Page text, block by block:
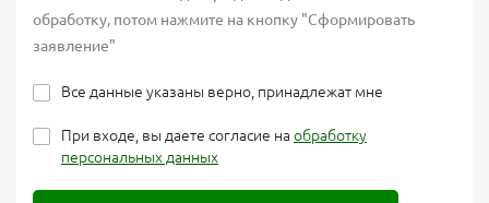
обработку, потом нажмите на кнопку "Сформировать
заявление"
Все данные указаны верно, принадлежат мне
При входе, вы даете согласие на обработку
персональных данных